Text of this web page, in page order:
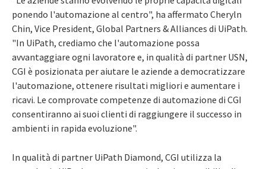
ponendo l'automazione al centro", ha affermato Cheryln
Chin, Vice President, Global Partners & Alliances di UiPath.
"In UiPath, crediamo che l'automazione possa
avvantaggiare ogni lavoratore e, in qualità di partner USN,
CGI è posizionata per aiutare le aziende a democratizzare
l'automazione, ottenere risultati migliori e aumentare i
ricavi. Le comprovate competenze di automazione di CGI
consentiranno ai suoi clienti di raggiungere il successo in
ambienti in rapida evoluzione".
In qualità di partner UiPath Diamond, CGI utilizza la